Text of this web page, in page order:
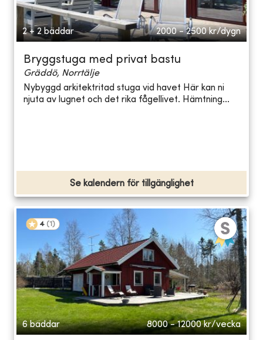
2 + 2 bäddar 2000 - 2500 kr/dygn
Bryggstuga med privat bastu
Gräddö, Norrtälje
Nybyggd arkitektritad stuga vid havet Här kan ni
njuta av lugnet och det rika fågellivet. Hämtning...
Se kalendern för tillgänglighet
4 (1 )
6 bäddar 8000 - 12000 kr/vecka